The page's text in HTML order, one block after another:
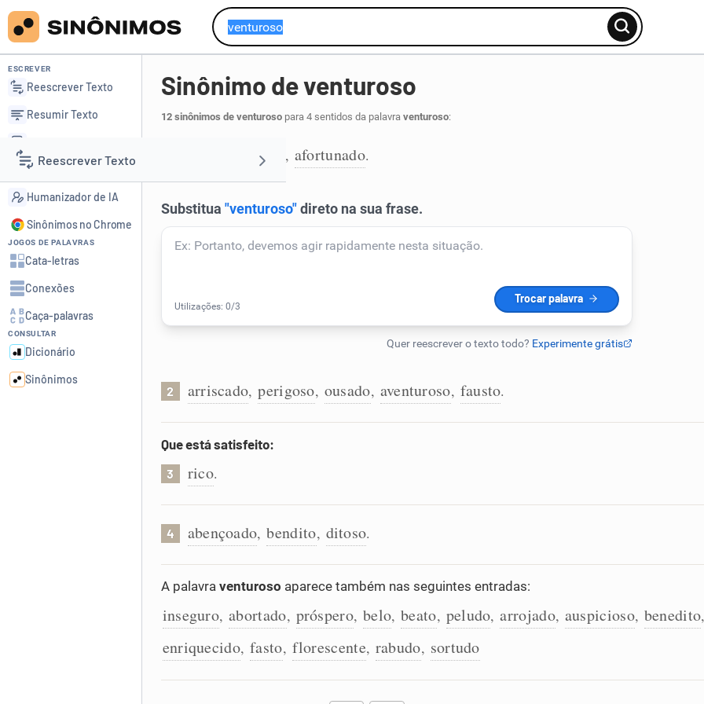
Reescrever Texto
Resumir Texto
Corrigir Texto
Detector de IA
Humanizador de IA
ESCREVER
Reescrever Texto
Resumir Texto
Detector de IA
Humanizador de IA
Sinônimos no Chrome
JOGOS DE PALAVRAS
Cata-letras
Conexões
Caça-palavras
CONSULTAR
Dicionário
Sinônimos
Sinônimo de venturoso
12 sinônimos de venturosopara 4 sentidos da palavra venturoso:
feliz , afortunado.
2 arriscado, perigoso, ousado, aventuroso, fausto.
Que está satisfeito:
3 rico.
4 abençoado, bendito, ditoso.
A palavra venturoso aparece também nas seguintes entradas:
inseguro, abortado, próspero, belo, beato, peludo, arrojado, auspicioso, benedito
enriquecido, fasto, florescente, rabudo, sortudo